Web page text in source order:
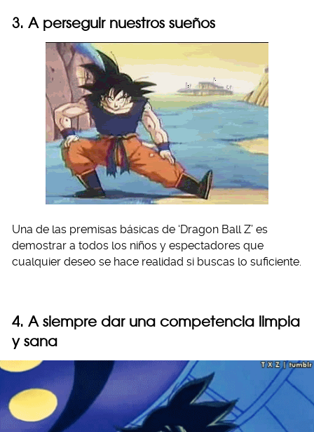
3. A perseguir nuestros sueños
Una de las premisas básicas de ‘Dragon Ball Z’ es
demostrar a todos los niños y espectadores que
cualquier deseo se hace realidad si buscas lo suficiente.
4. A siempre dar una competencia limpia
y sana